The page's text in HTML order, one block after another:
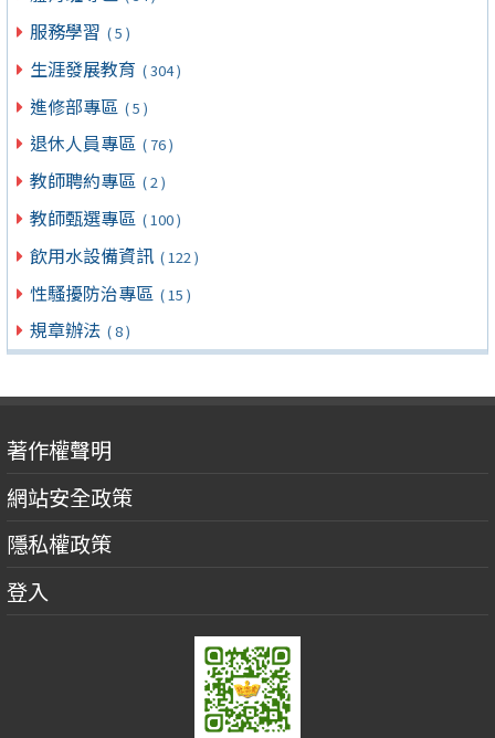
服務學習 ( 5 )
生涯發展教育 ( 304 )
進修部專區 ( 5 )
退休人員專區 ( 76 )
教師聘約專區 ( 2 )
教師甄選專區 ( 100 )
飲用水設備資訊 ( 122 )
性騷擾防治專區 ( 15 )
規章辦法 ( 8 )
著作權聲明
網站安全政策
隱私權政策
登入